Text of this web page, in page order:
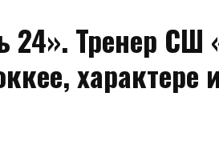
24». Тренер СШ
характере